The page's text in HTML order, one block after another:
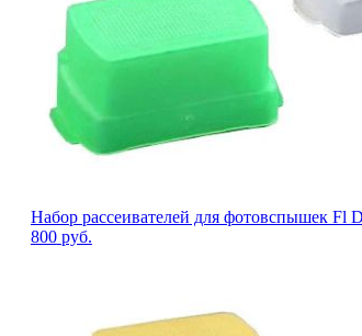
Набор рассеивателей для фотовспышек Fl
800 руб.